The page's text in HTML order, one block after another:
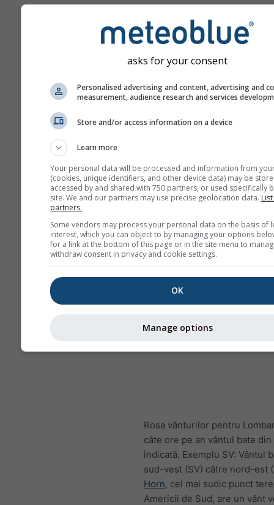
Rosa vânturilor pentru
câte ore pe an vântul bate
indicată. Exemplu SV: Vântul
sud-vest (SV) către nord-est
Horn, cel mai sudic punct
Americii de Sud, are un vânt
asks for your consent
Personalised advertising and content, advertising and
measurement, audience research and services
Store and/or access information on a device
Learn more
Your personal data will be processed and information from
(cookies, unique identifiers, and other device data) may be
accessed by and shared with 750 partners, or used specifically
site. We and our partners may use precise geolocation data.
partners.
Some vendors may process your personal data on the basis of
interest, which you can object to by managing your options
for a link at the bottom of this page or in the site menu to
withdraw consent in privacy and cookie settings.
OK
Manage options